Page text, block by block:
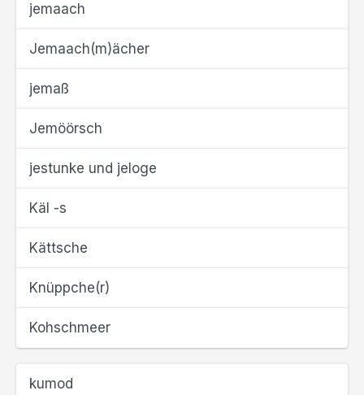
jemaach
Jemaach(m)ächer
jemaß
Jemöörsch
jestunke und jeloge
Käl -s
Kättsche
Knüppche(r)
Kohschmeer
kumod